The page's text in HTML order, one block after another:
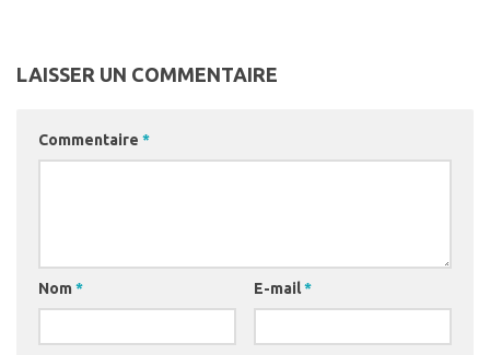
LAISSER UN COMMENTAIRE
Commentaire *
Nom * E-mail*